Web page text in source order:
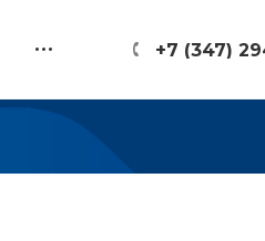
+7 (347)